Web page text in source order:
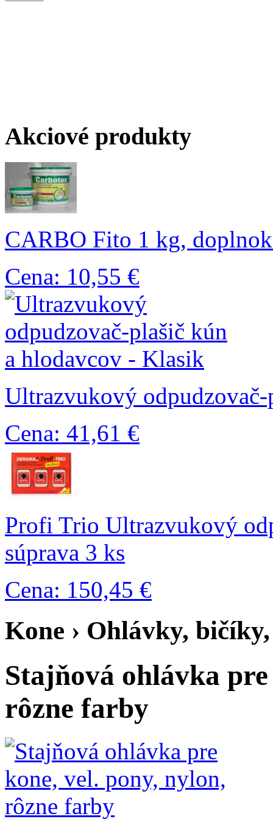
Akciové produkty
CARBO Fito 1 kg,
Cena: 10,55 €
Ultrazvukový
Cena: 41,61 €
Profi Trio Ultrazvukový
súprava 3 ks
Cena: 150,45 €
Kone › Ohlávky,
Stajňová ohlávka
rôzne farby